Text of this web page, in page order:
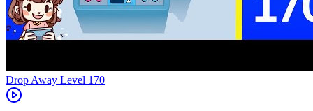
Level 170